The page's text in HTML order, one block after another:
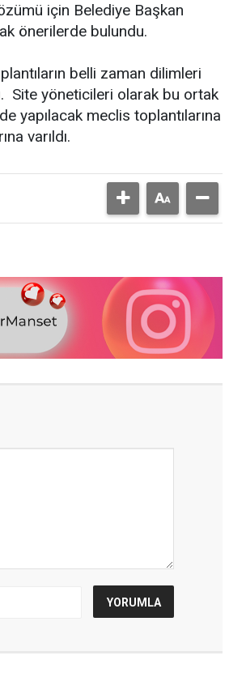
için Belediye Başkan
önerilerde bulundu.
belli zaman dilimleri
Site yöneticileri olarak bu ortak
yapılacak meclis toplantılarına
varıldı.